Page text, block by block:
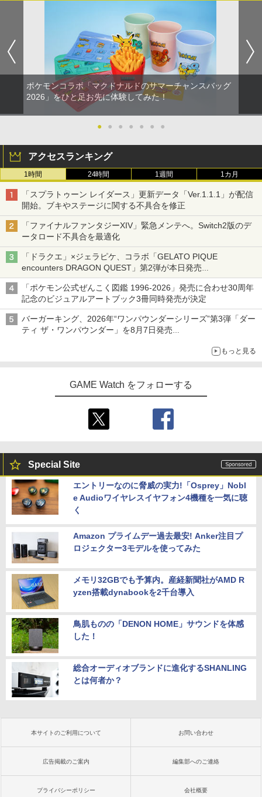
ポケモンコラボ「マクドナルドのサマーチャンスバッグ
2026」をひと足お先に体験してみた！
● ● ● ● ● ● ●
アクセスランキング
1時間 24時間 1週間 1カ月
「スプラトゥーン レイダース」更新データ「Ver.1.1.1」が配信
開始。ブキやステージに関する不具合を修正
「ファイナルファンタジーXIV」緊急メンテへ。Switch2版のデ
ータロード不具合を最適化
「ドラクエ」×ジェラピケ、コラボ「GELATO PIQUE
encounters DRAGON QUEST」第2弾が本日発売
アイスカップに入ったスライムやわたぼう、ベビーサタンなどが
オリジナルアートで登場
「ポケモン公式ぜんこく図鑑 1996-2026」発売に合わせ30周年
記念のビジュアルアートブック3冊同時発売が決定
バーガーキング、2026年“ワンパウンダーシリーズ”第3弾「ダー
ティ ザ・ワンパウンダー」を8月7日発売
もっと見る
GAME Watch をフォローする
Special Site
エントリーなのに脅威の実力!「Osprey」Nobl
e Audioワイヤレスイヤフォン4機種を一気に聴
く
Amazon プライムデー過去最安! Anker注目プ
ロジェクター3モデルを使ってみた
メモリ32GBでも予算内。産経新聞社がAMD R
yzen搭載dynabookを2千台導入
鳥肌ものの「DENON HOME」サウンドを体感
した！
総合オーディオブランドに進化するSHANLING
とは何者か？
本サイトのご利用について お問い合わせ
広告掲載のご案内 編集部へのご連絡
プライバシーポリシー 会社概要